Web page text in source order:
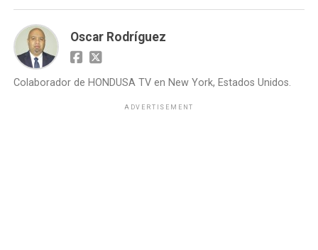
Oscar Rodríguez
Colaborador de HONDUSA TV en New York, Estados Unidos.
ADVERTISEMENT